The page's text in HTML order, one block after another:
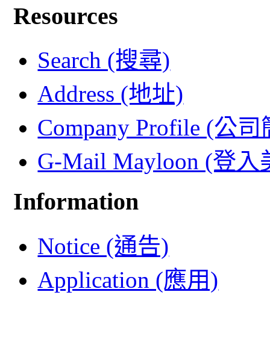
Resources
Search (搜尋)
Address (地址)
Company Profile (公司
G-Mail Mayloon (登入
Information
Notice (通告)
Application (應用)